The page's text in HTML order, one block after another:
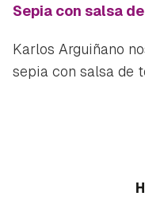
Sepia con salsa
Karlos Arguiñano
sepia con salsa de